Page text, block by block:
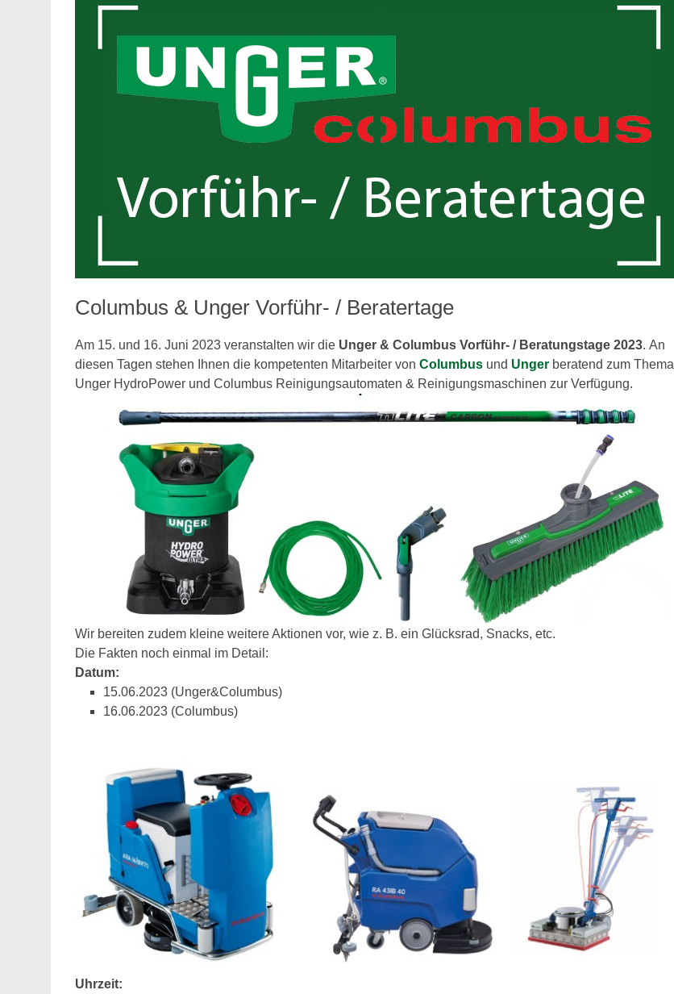
Columbus & Unger Vorführ- / Beratertage
Am 15. und 16. Juni 2023 veranstalten wir die Unger & Columbus Vorführ- / Beratungstage 2023. An
diesen Tagen stehen Ihnen die kompetenten Mitarbeiter von Columbus und Unger beratend zum Thema
Unger HydroPower und Columbus Reinigungsautomaten & Reinigungsmaschinen zur Verfügung.
Wir bereiten zudem kleine weitere Aktionen vor, wie z. B. ein Glücksrad, Snacks, etc.
Die Fakten noch einmal im Detail:
Datum:
15.06.2023 (Unger&Columbus)
16.06.2023 (Columbus)
Uhrzeit: